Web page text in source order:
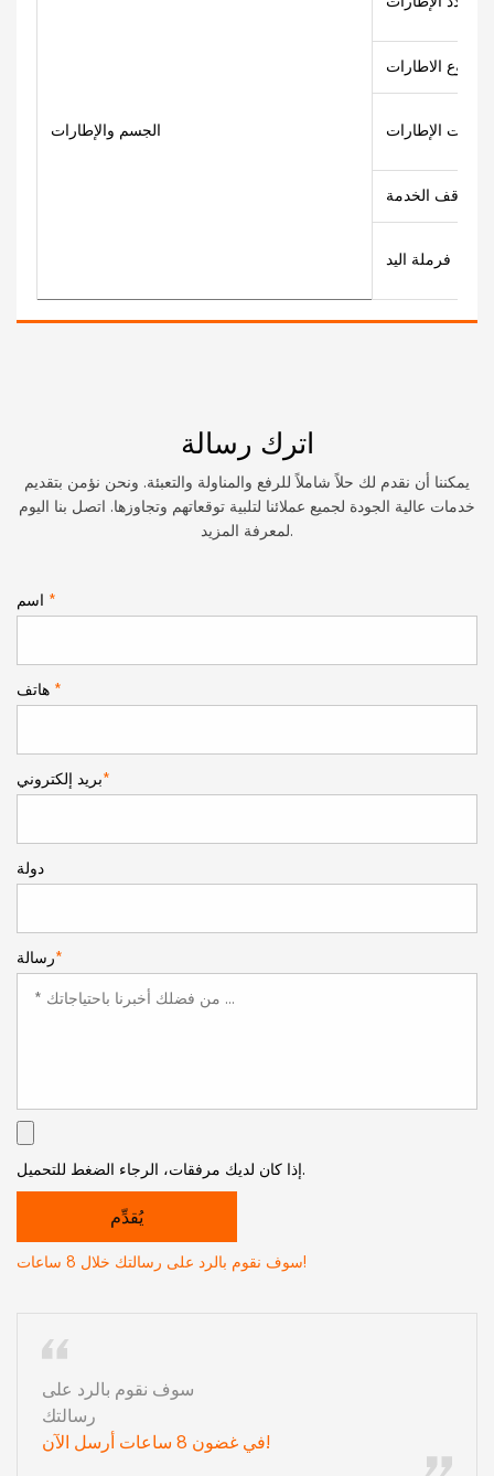
الجسم والإطارات
نوع الاطارات
الإطارات
توقف الخدمة
فرملة اليد
اترك رسالة
يمكننا أن نقدم لك حلاً شاملاً للرفع والمناولة والتعبئة. ونحن نؤمن بتقديم
خدمات عالية الجودة لجميع عملائنا لتلبية توقعاتهم وتجاوزها. اتصل بنا اليوم
لمعرفة المزيد.
*
*
بريد إلكتروني*
دولة
رسالة*
إذا كان لديك مرفقات، الرجاء الضغط للتحميل.
سوف نقوم بالرد على رسالتك خلال 8 ساعات!
سوف نقوم بالرد على
رسالتك
في غضون 8 ساعات أرسل الآن!